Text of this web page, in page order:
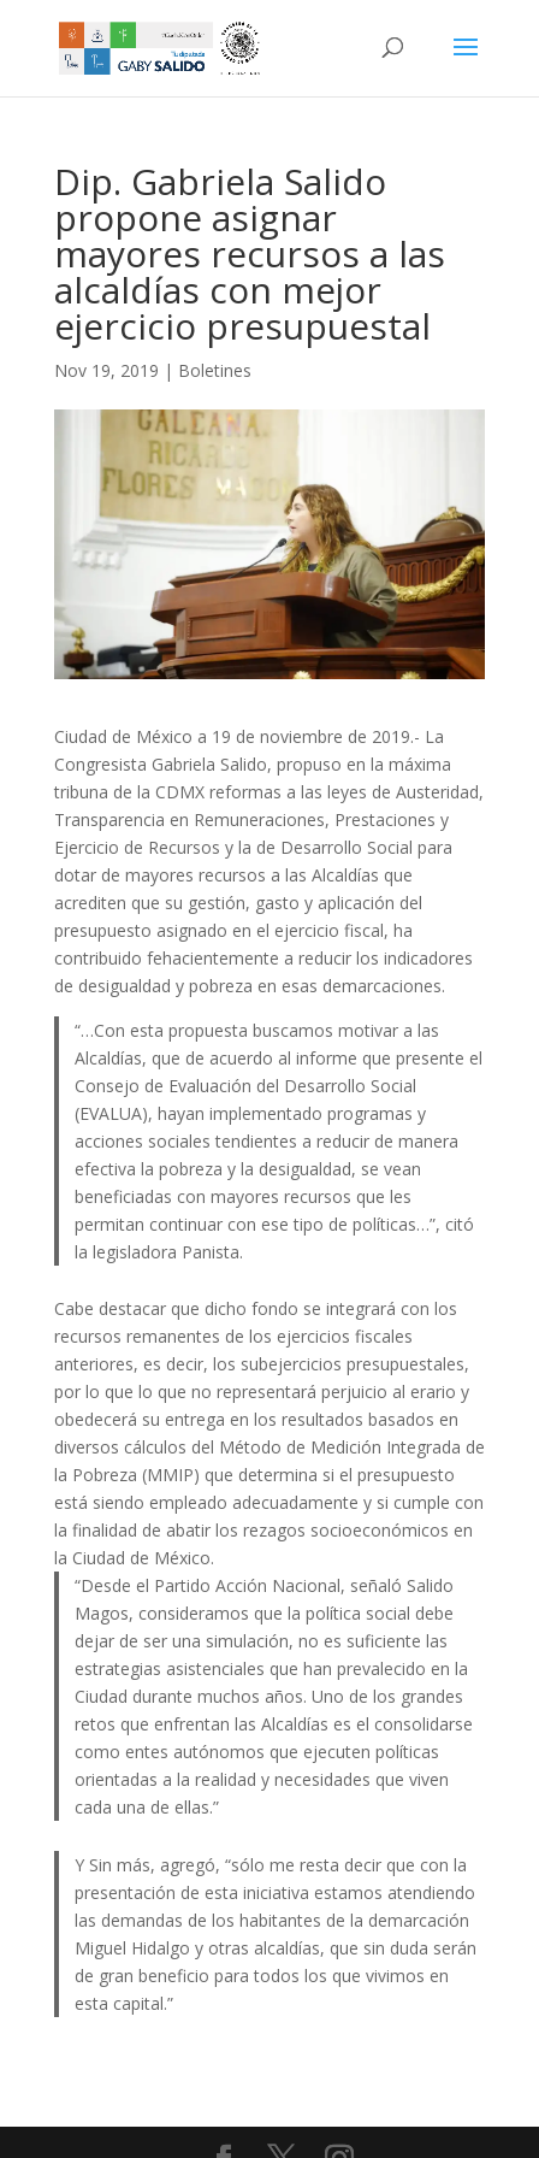
Dip. Gabriela Salido
propone asignar
mayores recursos a las
alcaldías con mejor
ejercicio presupuestal
Nov 19, 2019 | Boletines
Ciudad de México a 19 de noviembre de 2019.- La
Congresista Gabriela Salido, propuso en la máxima
tribuna de la CDMX reformas a las leyes de Austeridad,
Transparencia en Remuneraciones, Prestaciones y
Ejercicio de Recursos y la de Desarrollo Social para
dotar de mayores recursos a las Alcaldías que
acrediten que su gestión, gasto y aplicación del
presupuesto asignado en el ejercicio fiscal, ha
contribuido fehacientemente a reducir los indicadores
de desigualdad y pobreza en esas demarcaciones.
“…Con esta propuesta buscamos motivar a las
Alcaldías, que de acuerdo al informe que presente el
Consejo de Evaluación del Desarrollo Social
(EVALUA), hayan implementado programas y
acciones sociales tendientes a reducir de manera
efectiva la pobreza y la desigualdad, se vean
beneficiadas con mayores recursos que les
permitan continuar con ese tipo de políticas…”, citó
la legisladora Panista.
Cabe destacar que dicho fondo se integrará con los
recursos remanentes de los ejercicios fiscales
anteriores, es decir, los subejercicios presupuestales,
por lo que lo que no representará perjuicio al erario y
obedecerá su entrega en los resultados basados en
diversos cálculos del Método de Medición Integrada de
la Pobreza (MMIP) que determina si el presupuesto
está siendo empleado adecuadamente y si cumple con
la finalidad de abatir los rezagos socioeconómicos en
la Ciudad de México.
“Desde el Partido Acción Nacional, señaló Salido
Magos, consideramos que la política social debe
dejar de ser una simulación, no es suficiente las
estrategias asistenciales que han prevalecido en la
Ciudad durante muchos años. Uno de los grandes
retos que enfrentan las Alcaldías es el consolidarse
como entes autónomos que ejecuten políticas
orientadas a la realidad y necesidades que viven
cada una de ellas.”
Y Sin más, agregó, “sólo me resta decir que con la
presentación de esta iniciativa estamos atendiendo
las demandas de los habitantes de la demarcación
Miguel Hidalgo y otras alcaldías, que sin duda serán
de gran beneficio para todos los que vivimos en
esta capital.”